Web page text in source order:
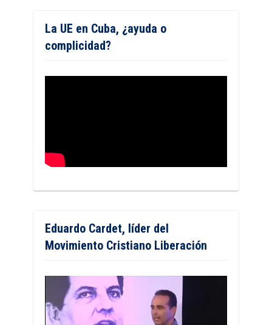
La UE en Cuba, ¿ayuda o
complicidad?
Eduardo Cardet, líder del
Movimiento Cristiano Liberación